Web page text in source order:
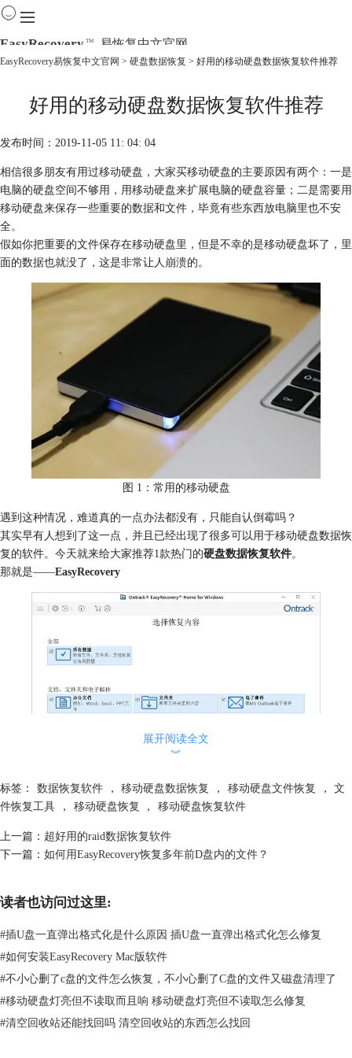
EasyRecovery TM 易恢复中文官网
购买
线下数据恢复
EasyRecovery易恢复中文官网 > 硬盘数据恢复 > 好用的移动硬盘数据恢复软件推荐
好用的移动硬盘数据恢复软件推荐
发布时间：2019-11-05 11: 04: 04
相信很多朋友有用过移动硬盘，大家买移动硬盘的主要原因有两个：一是
电脑的硬盘空间不够用，用移动硬盘来扩展电脑的硬盘容量；二是需要用
移动硬盘来保存一些重要的数据和文件，毕竟有些东西放电脑里也不安
全。
假如你把重要的文件保存在移动硬盘里，但是不幸的是移动硬盘坏了，里
面的数据也就没了，这是非常让人崩溃的。
图 1：常用的移动硬盘
遇到这种情况，难道真的一点办法都没有，只能自认倒霉吗？
其实早有人想到了这一点，并且已经出现了很多可以用于移动硬盘数据恢
复的软件。今天就来给大家推荐1款热门的硬盘数据恢复软件。
那就是——EasyRecovery
图 2:EasyRecovery界面
这是一款全能型的数据恢复软件，也是笔者非常喜欢的一款，我第一次找
回丢失的数据就是用的它。EasyRecovery的界面简洁明了，使用起来也十
EasyRecovery支持从各种储存介质中进行恢复，包括：硬盘驱动器、光
被应用程序或者文件系统删除，EasyRecovery都能实现恢复，甚至能重建
丢失的RAID。
总的来说，EasyRecovery是一款比较好用的数据恢复软件了。
亡羊补牢，为时不晚。希望及时的处理可以能够为大家找回曾经丢失的移
动硬盘数据。有了它们，再也不用担心数据丢失了。
展开阅读全文
︾
标签： 数据恢复软件 ， 移动硬盘数据恢复 ， 移动硬盘文件恢复 ，
文
件恢复工具
， 移动硬盘恢复 ， 移动硬盘恢复软件
上一篇： 超好用的raid数据恢复软件
下一篇： 如何用EasyRecovery恢复多年前D盘内的文件？
读者也访问过这里:
#插U盘一直弹出格式化是什么原因 插U盘一直弹出格式化怎么修复
#如何安装EasyRecovery Mac版软件
#不小心删了c盘的文件怎么恢复，不小心删了C盘的文件又磁盘清理了
#移动硬盘灯亮但不读取而且响 移动硬盘灯亮但不读取怎么修复
#清空回收站还能找回吗 清空回收站的东西怎么找回